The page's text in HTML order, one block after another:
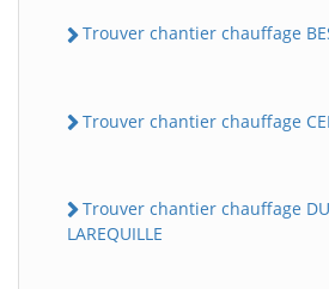
Trouver chantier chauffage
Trouver chantier chauffage
Trouver chantier chauffage
LAREQUILLE